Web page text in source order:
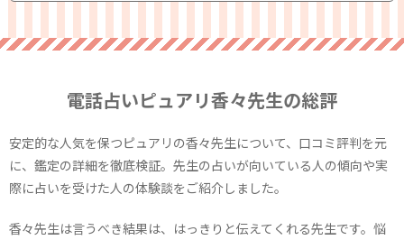
電話占いピュアリ香々先生の総評
安定的な人気を保つピュアリの香々先生について、口コミ評判を元
に、鑑定の詳細を徹底検証。先生の占いが向いている人の傾向や実
際に占いを受けた人の体験談をご紹介しました。
香々先生は言うべき結果は、はっきりと伝えてくれる先生です。悩